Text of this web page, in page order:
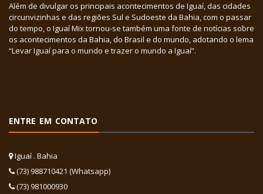
Além de divulgar os principais acontecimentos de Iguaí, das cidades
circunvizinhas e das regiões Sul e Sudoeste da Bahia, com o passar
do tempo, o Iguaí Mix tornou-se também uma fonte de notícias sobre
os acontecimentos da Bahia, do Brasil e do mundo, adotando o lema
“Levar Iguaí para o mundo e trazer o mundo a Iguaí”.
ENTRE EM CONTATO
Iguaí . Bahia
(73) 988710421 (Whatsapp)
(73) 981000930